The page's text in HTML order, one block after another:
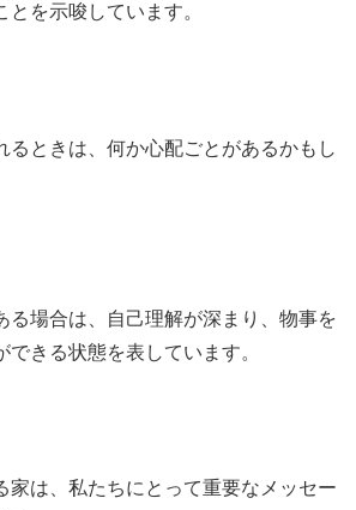
を示唆しています。
るときは、何か心配ごとがあるかもし
る場合は、自己理解が深まり、物事を
できる状態を表しています。
家は、私たちにとって重要なメッセー